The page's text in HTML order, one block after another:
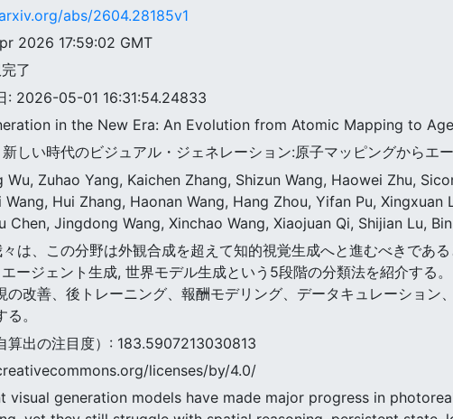
abs/2604.28185v1
2026 17:59:02 GMT
了
: 2026-05-01 16:31:54.24833
in the New Era: An Evolution from Atomic Mapping to
しい時代のビジュアル・ジェネレーション:原子マッピングからエ
Wu, Zuhao Yang, Kaichen Zhang, Shizun Wang, Haowei Zhu,
Hui Zhang, Haonan Wang, Hang Zhou, Yifan Pu,
Chen, Jingdong Wang, Xinchao Wang, Xiaojuan Qi, Shijian Lu,
は、この分野は外観合成を超えて知的視覚生成へと進むべきであ
ージェント生成, 世界モデル生成という5段階の分類法を紹介する
の改善、後トレーニング、報酬モデリング、データキュレーション
。
算出の注目度）: 183.5907213030813
licenses/by/4.0/
visual generation models have made major progress in